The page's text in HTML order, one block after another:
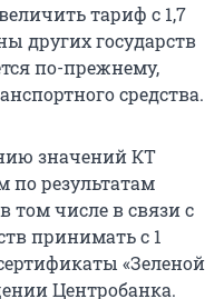
тариф с 1,7
других государств
по-прежнему,
средства.
значений КТ
по результатам
том числе в связи с
принимать с 1
«Зеленой
Центробанка.